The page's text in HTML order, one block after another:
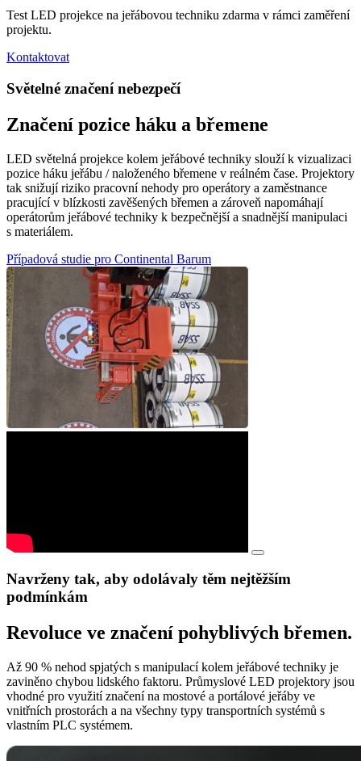
Test LED projekce na jeřábovou techniku zdarma v rámci zaměření
projektu.
Kontaktovat
Světelné značení nebezpečí
Značení pozice háku a břemene
LED světelná projekce kolem jeřábové techniky slouží k vizualizaci
pozice háku jeřábu / naloženého břemene v reálném čase. Projektory
tak snižují riziko pracovní nehody pro operátory a zaměstnance
pracující v blízkosti zavěšených břemen a zároveň napomáhají
operátorům jeřábové techniky k bezpečnější a snadnější manipulaci
s materiálem.
Případová studie pro Continental Barum
Navrženy tak, aby odolávaly těm nejtěžším
podmínkám
Revoluce ve značení pohyblivých břemen.
Až 90 % nehod spjatých s manipulací kolem jeřábové techniky je
zaviněno chybou lidského faktoru. Průmyslové LED projektory jsou
vhodné pro využití značení na mostové a portálové jeřáby ve
vnitřních prostorách a na všechny typy transportních systémů s
vlastním PLC systémem.